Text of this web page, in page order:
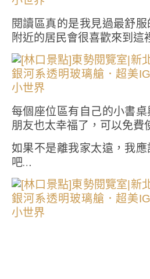
閱讀區真的是我見過最舒
附近的居民會很喜歡來到這
每個座位區有自己的小書
朋友也太幸福了，可以免費
如果不是離我家太遠，我
吧…